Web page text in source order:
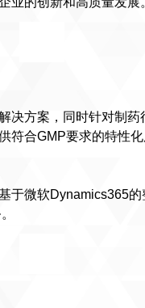
决方案，同时针对制
符合GMP要求的特性
于微软Dynamics365